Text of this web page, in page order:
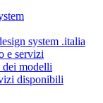
system .italia
e servizi
dei modelli
disponibili